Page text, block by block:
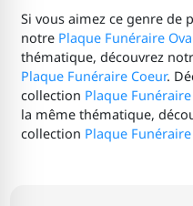
Si vous aimez ce genre de
notre Plaque Funéraire
thématique, découvrez
Plaque Funéraire Coeur.
collection Plaque
la même thématique,
collection Plaque